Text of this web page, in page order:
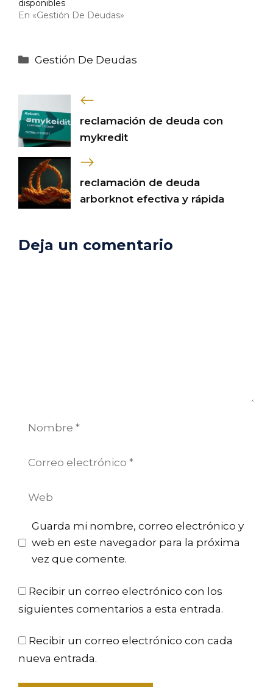
disponibles
En «Gestión De Deudas»
Categorías
Gestión De Deudas
reclamación de deuda con
mykredit
reclamación de deuda
arborknot efectiva y rápida
Deja un comentario
Nombre
Correo
Web
Guarda mi nombre, correo electrónico y
web en este navegador para la próxima
vez que comente.
Recibir un correo electrónico con los
siguientes comentarios a esta entrada.
Recibir un correo electrónico con cada
nueva entrada.